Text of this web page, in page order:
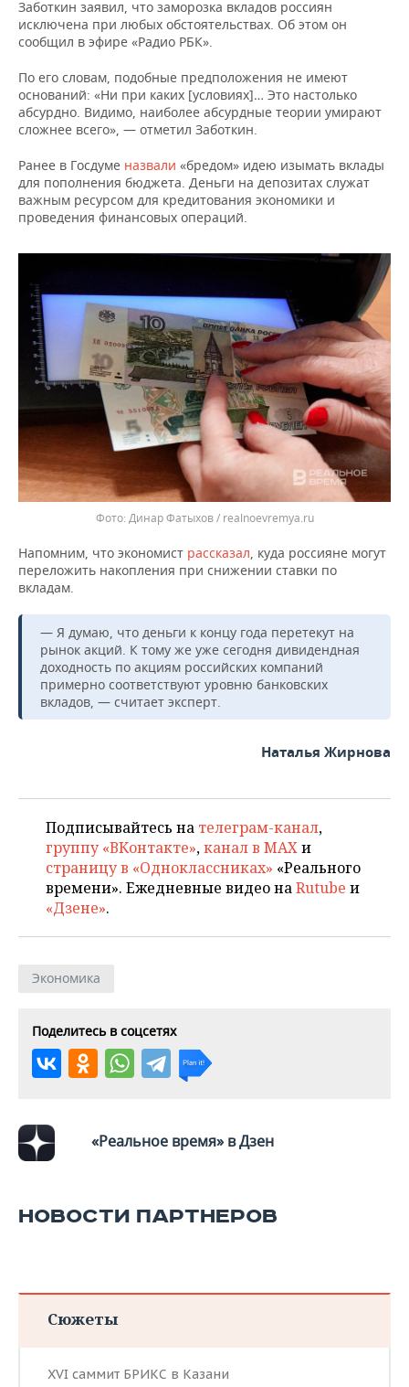
ВОЛЕЙБОЛ
КИБЕРСПОРТ
ФИГУРНОЕ КАТАНИЕ
ВОДНЫЕ ВИДЫ СПОРТА
ХОККЕЙ С МЯЧОМ
ИСТОРИЯ
КУЛЬТУРА
МЕДИЦИНА
ОБРАЗОВАНИЕ
ПРОИСШЕСТВИЯ
СПИСОК ПЕРСОН
СПИСОК КОМПАНИЙ
ПОЛНАЯ ВЕРСИЯ
Заботкин заявил, что заморозка вкладов россиян
исключена при любых обстоятельствах. Об этом он
сообщил в эфире «Радио РБК».
По его словам, подобные предположения не имеют
оснований: «Ни при каких [условиях]… Это настолько
абсурдно. Видимо, наиболее абсурдные теории умирают
сложнее всего», — отметил Заботкин.
Ранее в Госдуме назвали «бредом» идею изымать вклады
для пополнения бюджета. Деньги на депозитах служат
важным ресурсом для кредитования экономики и
проведения финансовых операций.
Динар Фатыхов / realnoevremya.ru
Напомним, что экономист рассказал, куда россияне могут
переложить накопления при снижении ставки по
вкладам.
— Я думаю, что деньги к концу года перетекут на
рынок акций. К тому же уже сегодня дивидендная
доходность по акциям российских компаний
примерно соответствуют уровню банковских
вкладов, — считает эксперт.
Наталья Жирнова
Подписывайтесь на телеграм-канал,
группу «ВКонтакте»,канал в MAXи
страницу в «Одноклассниках» «Реального
времени». Ежедневные видео наRutube и
«Дзене».
Экономика
Поделитесь в соцсетях
«Реальное время» в Дзен
НОВОСТИ ПАРТНЕРОВ
Сюжеты
XVI саммит БРИКС в Казани